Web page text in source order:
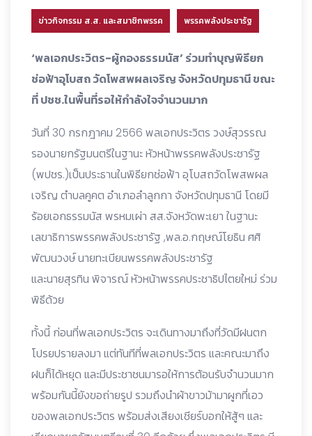
ข่าวกิจกรรม ส.ส. และสมาชิกพรรค พรรคพลังประชารัฐ
‘พลเอกประวิตร-ผู้กองธรรมนัส’ ร่วมทำบุญพิธียก
ช่อฟ้าอุโบสถ วัดโพสพผลเจริญ จังหวัดปทุมธานี ขณะ
ที่ ปชช.ในพื้นที่รอให้กำลังใจจำนวนมาก
วันที่ 30 กรกฎาคม 2566 พลเอกประวิตร วงษ์สุวรรณ
รองนายกรัฐมนตรีในฐานะ หัวหน้าพรรคพลังประชารัฐ
(พปชร.)เป็นประธานในพิธียกช่อฟ้า อุโบสถวัดโพสพผล
เจริญ ตำบลคูคต อำเภอลำลูกกา จังหวัดปทุมธานี โดยมี
ร้อยเอกธรรมนัส พรหมเผ่า สส.จังหวัดพะเยา ในฐานะ
เลขาธิการพรรคพลังประชารัฐ ,พล.อ.กฤษณ์โยธิน ศศิ
พัฒนวงษ์ นายทะเบียนพรรคพลังประชารัฐ
และนายสุรทิน พิจารณ์ หัวหน้าพรรคประชาธิปไตยใหม่ ร่วม
พิธีด้วย
ทั้งนี้ ก่อนที่พลเอกประวิตร จะเดินทางมาถึงที่วัดมีฝนตก
โปรยปรายลงมา แต่ทันทีที่พลเอกประวิตร และคณะมาถึง
ฝนก็ได้หยุด และมีประชาชนมารอให้การต้อนรับจำนวนมาก
พร้อมกันนี้ยังขอถ่ายรูป รวมถึงนำผ้าขาวม้ามาผูกที่เอว
ของพลเอกประวิตร พร้อมส่งเสียงเชียร์บอกให้สู้ๆ และ